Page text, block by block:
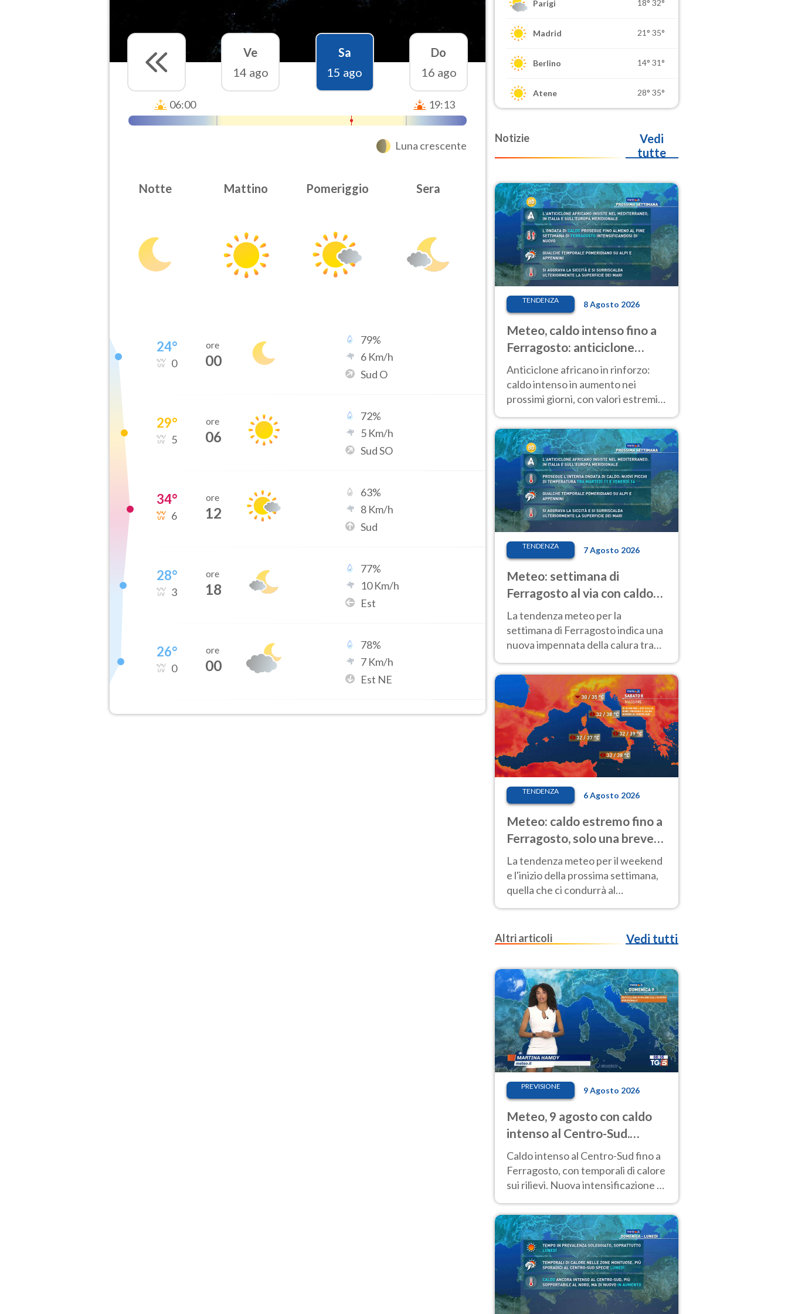
Ve
14 ago
Sa
15 ago
Do
16 ago
06:00 19:13
Luna crescente
Notte Mattino Pomeriggio Sera
24°
0
ore
00
79%
6 Km/h
Sud O
29°
5
ore
06
72%
5 Km/h
Sud SO
34°
6
ore
12
63%
8 Km/h
Sud
28°
3
ore
18
77%
10Km/h
Est
26°
0
ore
00
78%
7 Km/h
Est NE
Parigi 18° 32°
Madrid 21° 35°
Berlino 14° 31°
Atene 28° 35°
Notizie
Vedi
tutte
TENDENZA 8 Agosto 2026
Meteo, caldo intenso fino a
Ferragosto: anticiclone
africano ancora
protagonista
Anticiclone africano in rinforzo:
caldo intenso in aumento nei
prossimi giorni, con valori estremi
d’Italia
TENDENZA 7 Agosto 2026
Meteo: settimana di
Ferragosto al via con caldo
intenso e qualche temporale
La tendenza meteo per la
settimana di Ferragosto indica una
nuova impennata della calura tra
anche al Nord.
TENDENZA 6 Agosto 2026
Meteo: caldo estremo fino a
Ferragosto, solo una breve
pausa. Ecco dove
La tendenza meteo per il weekend
e l'inizio della prossima settimana,
quella che ci condurrà al
Ferragosto, vede ancora
Altri articoli
Vedi tutti
PREVISIONE 9 Agosto 2026
Meteo, 9 agosto con caldo
intenso al Centro-Sud.
Temporali sui rilievi
Caldo intenso al Centro-Sud fino a
Ferragosto, con temporali di calore
sui rilievi. Nuova intensificazione la
verso i 40 °C.